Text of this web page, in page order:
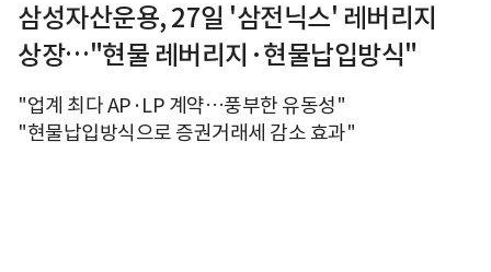
삼성자산운용, 27일 '삼전닉스' 레버리지
상장…"현물 레버리지·현물납입방식"
"업계 최다 AP·LP 계약…풍부한 유동성"
"현물납입방식으로 증권거래세 감소 효과"